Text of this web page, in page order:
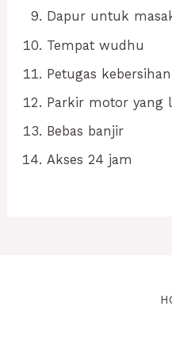
Dapur untuk
Tempat wudhu
Petugas
Parkir motor yang
Bebas banjir
Akses 24 jam